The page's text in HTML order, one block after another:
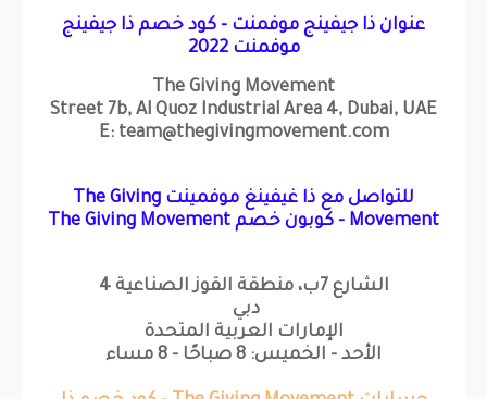
عنوان ذا جيفينج موفمنت - كود خصم ذا جيفينج
موفمنت 2022
The Giving Movement
Street 7b, Al Quoz Industrial Area 4, Dubai, UAE
E: team@thegivingmovement.com
للتواصل مع ذا غيفينغ موفمينت The Giving
Movement - كوبون خصم The Giving Movement
الشارع 7ب، منطقة القوز الصناعية 4
دبي
الإمارات العربية المتحدة
الأحد - الخميس: 8 صباحًا - 8 مساء